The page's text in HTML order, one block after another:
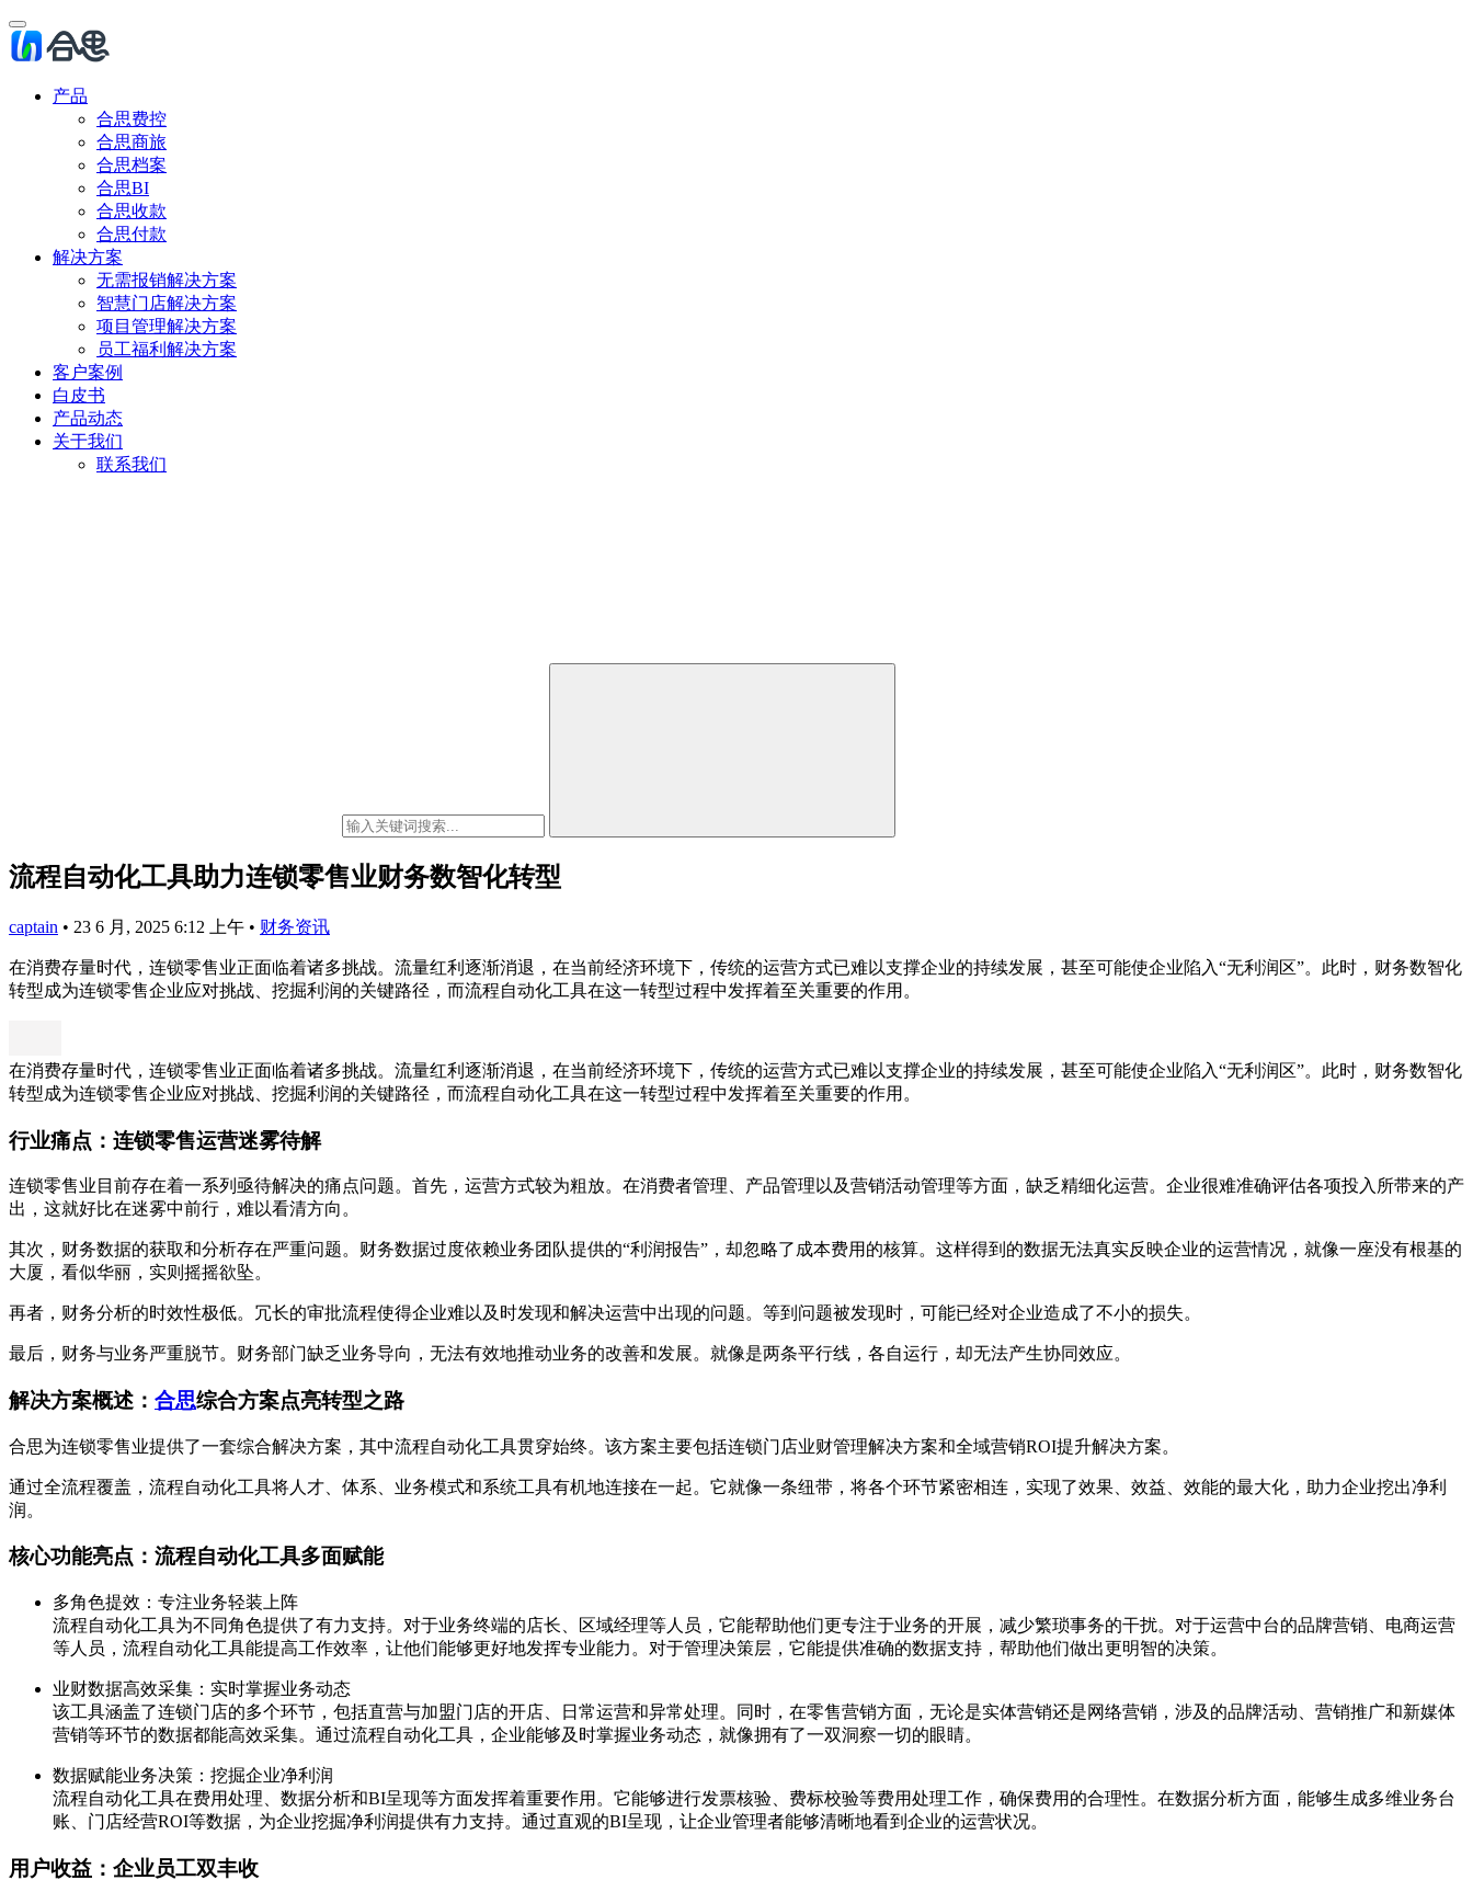
产品
合思费控
合思商旅
合思档案
合思BI
合思收款
合思付款
解决方案
无需报销解决方案
智慧门店解决方案
项目管理解决方案
员工福利解决方案
客户案例
白皮书
产品动态
关于我们
联系我们
流程自动化工具助力连锁零售业财务数智化转型
captain • 23 6 月, 2025 6:12 上午 • 财务资讯
在消费存量时代，连锁零售业正面临着诸多挑战。流量红利逐渐消退，在当前经济环境下，传统的运营方式已难以支撑企业的持续发展，甚至可能使企业陷入“无利润区”。此时，财务数智化
转型成为连锁零售企业应对挑战、挖掘利润的关键路径，而流程自动化工具在这一转型过程中发挥着至关重要的作用。
在消费存量时代，连锁零售业正面临着诸多挑战。流量红利逐渐消退，在当前经济环境下，传统的运营方式已难以支撑企业的持续发展，甚至可能使企业陷入“无利润区”。此时，财务数智化
转型成为连锁零售企业应对挑战、挖掘利润的关键路径，而流程自动化工具在这一转型过程中发挥着至关重要的作用。
行业痛点：连锁零售运营迷雾待解
连锁零售业目前存在着一系列亟待解决的痛点问题。首先，运营方式较为粗放。在消费者管理、产品管理以及营销活动管理等方面，缺乏精细化运营。企业很难准确评估各项投入所带来的产
出，这就好比在迷雾中前行，难以看清方向。
其次，财务数据的获取和分析存在严重问题。财务数据过度依赖业务团队提供的“利润报告”，却忽略了成本费用的核算。这样得到的数据无法真实反映企业的运营情况，就像一座没有根基的
大厦，看似华丽，实则摇摇欲坠。
再者，财务分析的时效性极低。冗长的审批流程使得企业难以及时发现和解决运营中出现的问题。等到问题被发现时，可能已经对企业造成了不小的损失。
最后，财务与业务严重脱节。财务部门缺乏业务导向，无法有效地推动业务的改善和发展。就像是两条平行线，各自运行，却无法产生协同效应。
解决方案概述： 合思综合方案点亮转型之路
合思为连锁零售业提供了一套综合解决方案，其中流程自动化工具贯穿始终。该方案主要包括连锁门店业财管理解决方案和全域营销ROI提升解决方案。
通过全流程覆盖，流程自动化工具将人才、体系、业务模式和系统工具有机地连接在一起。它就像一条纽带，将各个环节紧密相连，实现了效果、效益、效能的最大化，助力企业挖出净利
润。
核心功能亮点：流程自动化工具多面赋能
多角色提效：专注业务轻装上阵
流程自动化工具为不同角色提供了有力支持。对于业务终端的店长、区域经理等人员，它能帮助他们更专注于业务的开展，减少繁琐事务的干扰。对于运营中台的品牌营销、电商运营
等人员，流程自动化工具能提高工作效率，让他们能够更好地发挥专业能力。对于管理决策层，它能提供准确的数据支持，帮助他们做出更明智的决策。
业财数据高效采集：实时掌握业务动态
该工具涵盖了连锁门店的多个环节，包括直营与加盟门店的开店、日常运营和异常处理。同时，在零售营销方面，无论是实体营销还是网络营销，涉及的品牌活动、营销推广和新媒体
营销等环节的数据都能高效采集。通过流程自动化工具，企业能够及时掌握业务动态，就像拥有了一双洞察一切的眼睛。
数据赋能业务决策：挖掘企业净利润
流程自动化工具在费用处理、数据分析和BI呈现等方面发挥着重要作用。它能够进行发票核验、费标校验等费用处理工作，确保费用的合理性。在数据分析方面，能够生成多维业务台
账、门店经营ROI等数据，为企业挖掘净利润提供有力支持。通过直观的BI呈现，让企业管理者能够清晰地看到企业的运营状况。
用户收益：企业员工双丰收